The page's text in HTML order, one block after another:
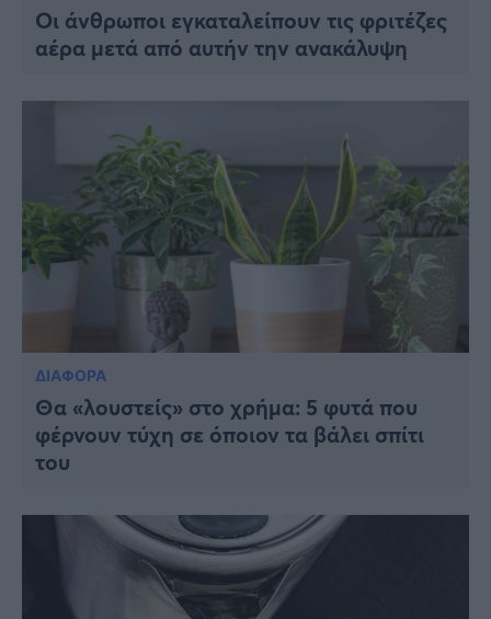
Οι άνθρωποι εγκαταλείπουν τις φριτέζες
αέρα μετά από αυτήν την ανακάλυψη
ΔΙΑΦΟΡΑ
Θα «λουστείς» στο χρήμα: 5 φυτά που
φέρνουν τύχη σε όποιον τα βάλει σπίτι
του